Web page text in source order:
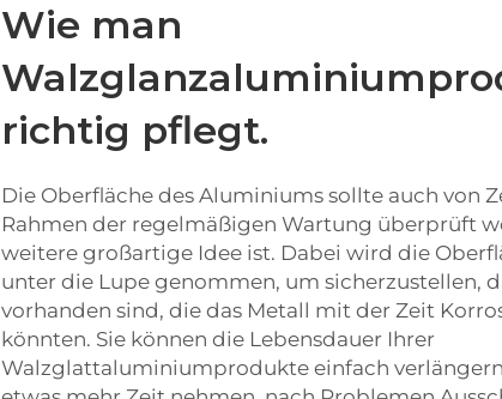
Wie man
richtig pflegt.
Die Oberfläche des Aluminiums sollte auch von
Rahmen der regelmäßigen Wartung überprüft
weitere großartige Idee ist. Dabei wird die
unter die Lupe genommen, um sicherzustellen,
vorhanden sind, die das Metall mit der Zeit
könnten. Sie können die Lebensdauer Ihrer
Walzglattaluminiumprodukte einfach